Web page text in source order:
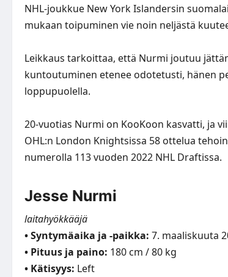
NHL-joukkue New York Islandersin
mukaan toipuminen vie noin neljästä
Leikkaus tarkoittaa, että Nurmi joutuu
kuntoutuminen etenee odotetusti, hänen
loppupuolella.
20-vuotias Nurmi on KooKoon kasvatti, ja
OHL:n London Knightsissa 58 ottelua
numerolla 113 vuoden 2022 NHL Draftissa.
Jesse Nurmi
laitahyökkääjä
• Syntymäaika ja -paikka: 7. maaliskuuta
• Pituus ja paino: 180 cm / 80 kg
• Kätisyys: Left